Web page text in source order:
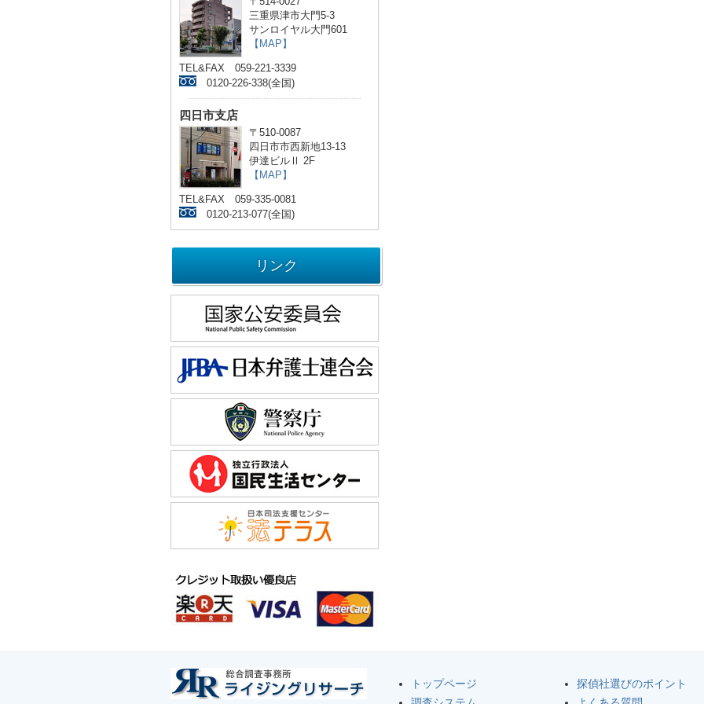
三重県津市大門5-3
サンロイヤル大門601
【MAP】
TEL&FAX 059-221-3339
0120-226-338(全国)
四日市支店
〒510-0087
四日市市西新地13-13
伊達ビルⅡ 2F
【MAP】
TEL&FAX 059-335-0081
0120-213-077(全国)
リンク
トップページ
探偵社選びのポイント